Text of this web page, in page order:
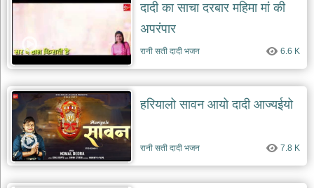
दादी का साचा दरबार महिमा मां की
अपरंपार
रानी सती दादी भजन 6.6 K
हरियालो सावन आयो दादी आज्यईयो
रानी सती दादी भजन 7.8 K